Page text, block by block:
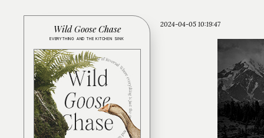
2024-04-05 10:19:47
Wild Goose Chase
EVERYTHING AND THE KITCHEN SINK